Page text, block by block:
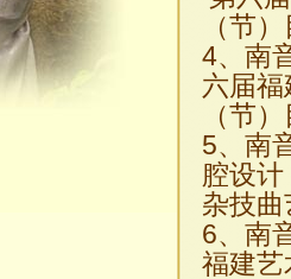
（节
4、南
六届
（节
5、南
腔设
杂技
6、南
福建艺